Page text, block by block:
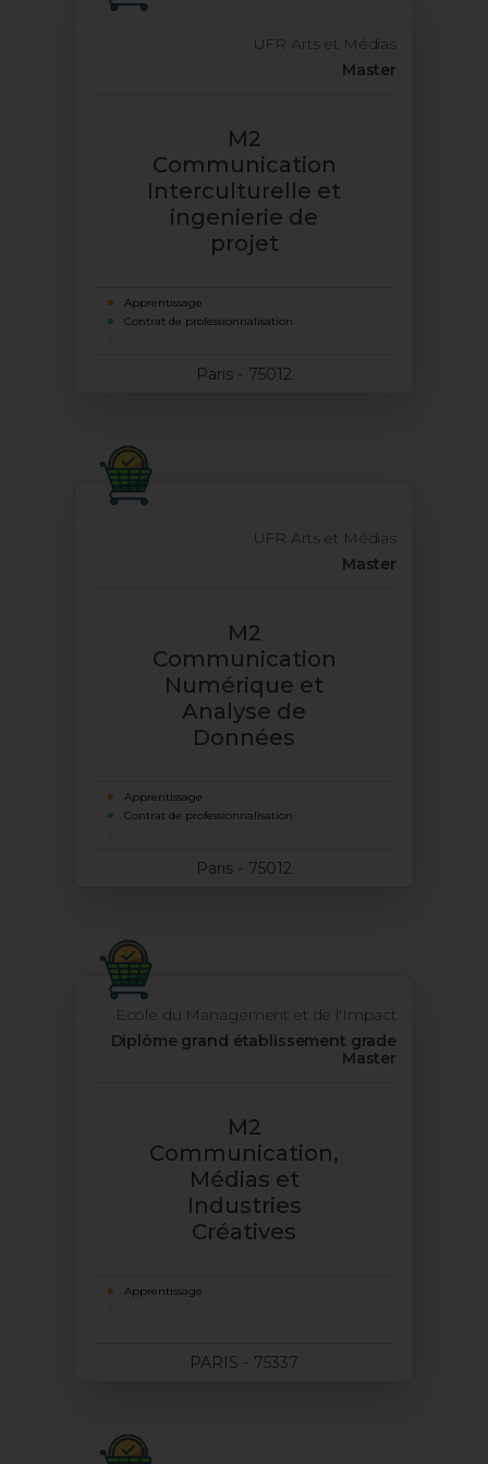
UFR Arts et Médias
Master
M2
Communication
Interculturelle et
ingenierie de
projet
Apprentissage
Contrat de professionnalisation
Paris - 75012
UFR Arts et Médias
Master
M2
Communication
Numérique et
Analyse de
Données
Apprentissage
Contrat de professionnalisation
Paris - 75012
Ecole du Management et de l'Impact
Diplôme grand établissement grade
Master
M2
Communication,
Médias et
Industries
Créatives
Apprentissage
PARIS - 75337